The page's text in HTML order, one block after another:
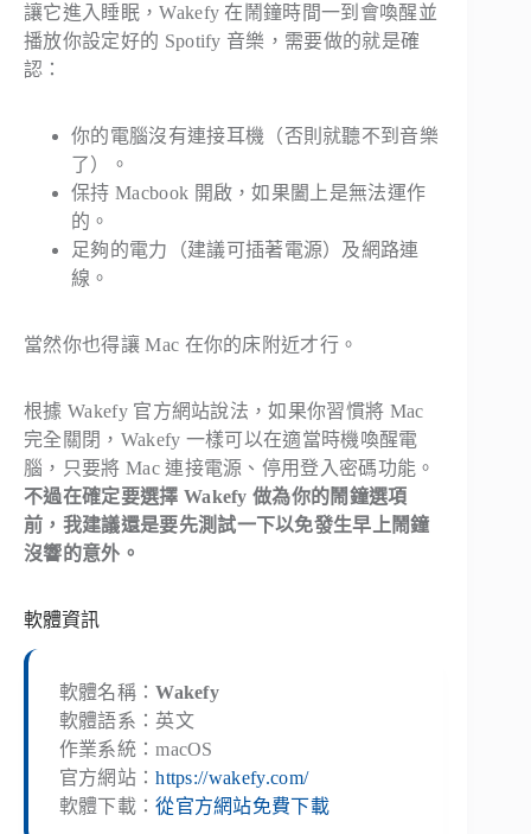
讓它進入睡眠，Wakefy 在鬧鐘時間一到會喚醒並
播放你設定好的 Spotify 音樂，需要做的就是確
認：
你的電腦沒有連接耳機（否則就聽不到音樂
了）。
保持 Macbook 開啟，如果闔上是無法運作
的。
足夠的電力（建議可插著電源）及網路連
線。
當然你也得讓 Mac 在你的床附近才行。
根據 Wakefy 官方網站說法，如果你習慣將 Mac
完全關閉，Wakefy 一樣可以在適當時機喚醒電
腦，只要將 Mac 連接電源、停用登入密碼功能。
不過在確定要選擇 Wakefy 做為你的鬧鐘選項
前，我建議還是要先測試一下以免發生早上鬧鐘
沒響的意外。
軟體資訊
軟體名稱：Wakefy
軟體語系：英文
作業系統：macOS
官方網站：https://wakefy.com/
軟體下載：從官方網站免費下載